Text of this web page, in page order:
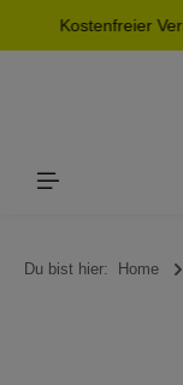
springen
Kostenfreier
Du bist hier: Home